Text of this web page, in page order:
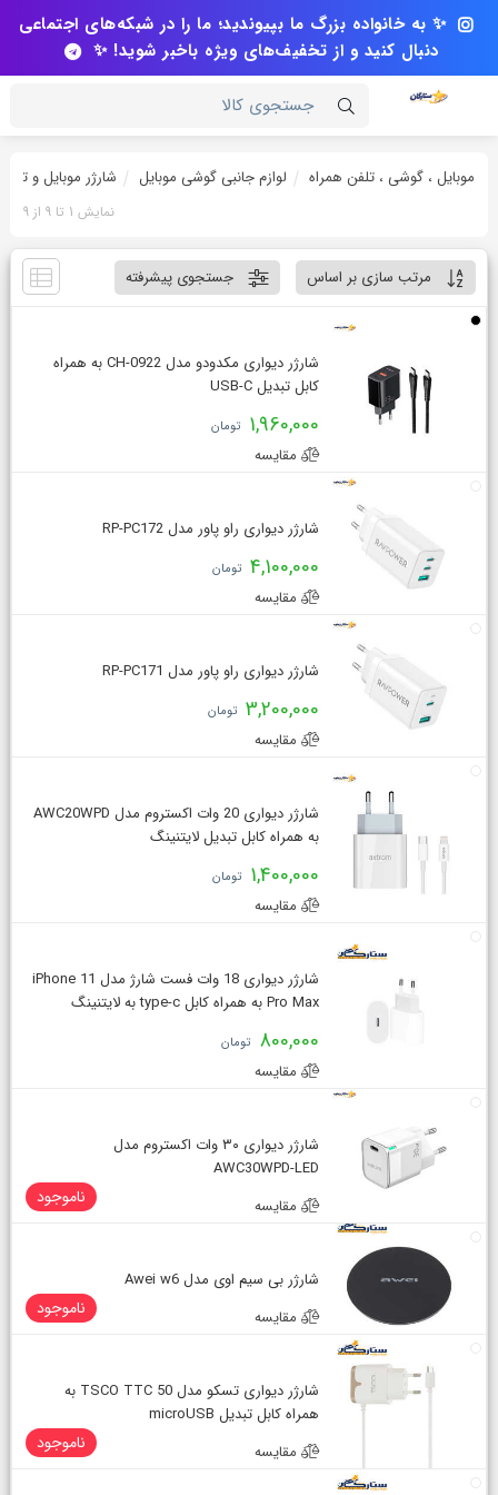
✨ به خانواده بزرگ ما بپیوندید؛ ما را در شبکه‌های اجتماعی
دنبال کنید و از تخفیف‌های ویژه باخبر شوید! ✨
جستجوی کالا
موبایل ، گوشی ، تلفن همراه لوازم جانبی گوشی موبایل شارژر موبایل و تبلت
نمایش 1 تا 9 از 9
مرتب سازی بر اساس جستجوی پیشرفته
شارژر دیواری مکدودو مدل CH-0922 به همراه
کابل تبدیل USB-C
مقایسه
1,960,000 تومان
شارژر دیواری راو پاور مدل RP-PC172
مقایسه
4,100,000 تومان
شارژر دیواری راو پاور مدل RP-PC171
مقایسه
3,200,000 تومان
شارژر دیواری 20 وات اکستروم مدل AWC20WPD
به همراه کابل تبدیل لایتنینگ
مقایسه
1,400,000 تومان
شارژر دیواری 18 وات فست شارژ مدل iPhone 11
Pro Max به همراه کابل type-c به لایتنینگ
مقایسه
800,000 تومان
شارژر دیواری ۳۰ وات اکستروم مدل
AWC30WPD-LED
مقایسه
ناموجود
شارژر بی سیم اوی مدل Awei w6
مقایسه
ناموجود
شارژر دیواری تسکو مدل TSCO TTC 50 به
همراه کابل تبدیل microUSB
مقایسه
ناموجود